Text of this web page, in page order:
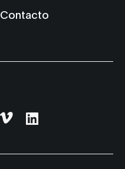
Contacto